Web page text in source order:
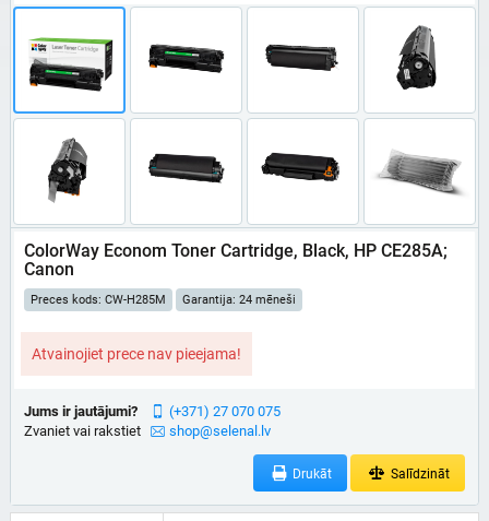
ColorWay Econom Toner Cartridge, Black, HP CE285A;
Canon
Preces kods: CW-H285M Garantija: 24 mēneši
Atvainojiet prece nav pieejama!
Jums ir jautājumi?
Zvaniet vai rakstiet
(+371) 27 070 075
shop@selenal.lv
Drukāt Salīdzināt